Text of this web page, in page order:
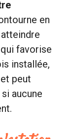
en
favorise
installée,
peut
aucune